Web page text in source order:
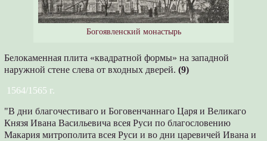
Богоявленский монастырь
Белокаменная плита «квадратной формы» на западной
наружной стене слева от входных дверей.(9)
1564/1565 г.
"В дни благочестиваго и Боговенчаннаго Царя и Великаго
Князя Ивана Васильевича всея Руси по благословению
Макария митрополита всея Руси и во дни царевичей Ивана и